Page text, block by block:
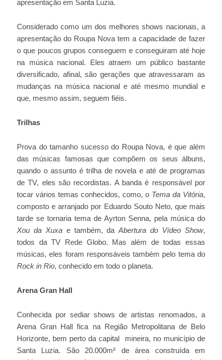
apresentação em Santa Luzia.
Considerado como um dos melhores shows nacionais, a
apresentação do Roupa Nova tem a capacidade de fazer
o que poucos grupos conseguem e conseguiram até hoje
na música nacional. Eles atraem um público bastante
diversificado, afinal, são gerações que atravessaram as
mudanças na música nacional e até mesmo mundial e
que, mesmo assim, seguem fiéis.
Trilhas
Prova do tamanho sucesso do Roupa Nova, é que além
das músicas famosas que compõem os seus álbuns,
quando o assunto é trilha de novela e até de programas
de TV, eles são recordistas. A banda é responsável por
tocar vários temas conhecidos, como, o Tema da Vitória,
composto e arranjado por Eduardo Souto Neto, que mais
tarde se tornaria tema de Ayrton Senna, pela música do
Xou da Xuxae também, daAbertura do Vídeo Show,
todos da TV Rede Globo. Mas além de todas essas
músicas, eles foram responsáveis também pelo tema do
Rock in Rio, conhecido em todo o planeta.
Arena Gran Hall
Conhecida por sediar shows de artistas renomados, a
Arena Gran Hall fica na Região Metropolitana de Belo
Horizonte, bem perto da capital mineira, no município de
Santa Luzia. São 20.000m² de área construída em